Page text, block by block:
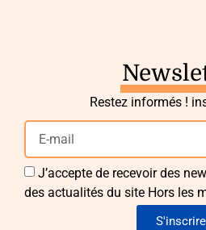
Restez informés !
J’accepte de recevoir des
des actualités du site Hors les
S'inscrire